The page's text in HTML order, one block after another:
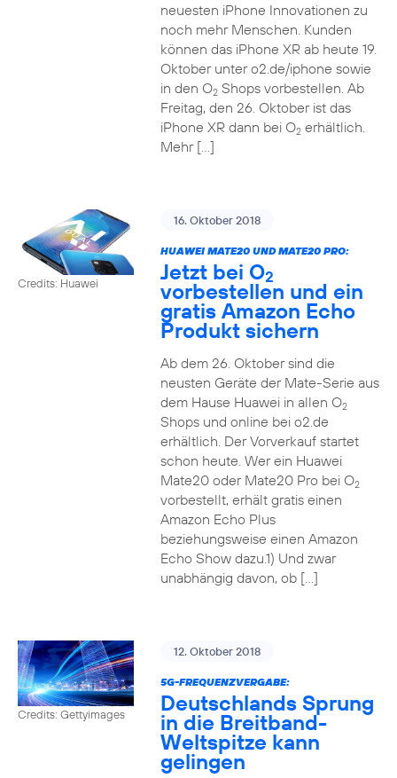
neuesten iPhone Innovationen zu
noch mehr Menschen. Kunden
können das iPhone XR ab heute 19.
Oktober unter o2.de/iphone sowie
in den O2Shops vorbestellen. Ab
Freitag, den 26. Oktober ist das
iPhone XR dann bei O2erhältlich.
Mehr […]
Credits: Huawei
16. Oktober 2018
HUAWEI MATE20 UND MATE20 PRO:
Jetzt bei O2
vorbestellen und ein
gratis Amazon Echo
Produkt sichern
Ab dem 26. Oktober sind die
neusten Geräte der Mate-Serie aus
dem Hause Huawei in allen O2
Shops und online bei o2.de
erhältlich. Der Vorverkauf startet
schon heute. Wer ein Huawei
Mate20 oder Mate20 Pro bei O2
vorbestellt, erhält gratis einen
Amazon Echo Plus
beziehungsweise einen Amazon
Echo Show dazu.1) Und zwar
unabhängig davon, ob […]
Credits: Gettyimages
12. Oktober 2018
5G-FREQUENZVERGABE:
Deutschlands Sprung
in die Breitband-
Weltspitze kann
gelingen